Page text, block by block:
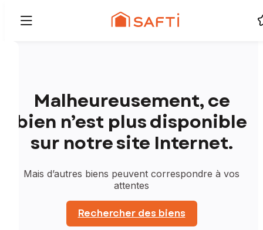
Malheureusement, ce
bien n’est plus disponible
sur notre site Internet.
Mais d’autres biens peuvent correspondre à vos
attentes
Rechercher des biens